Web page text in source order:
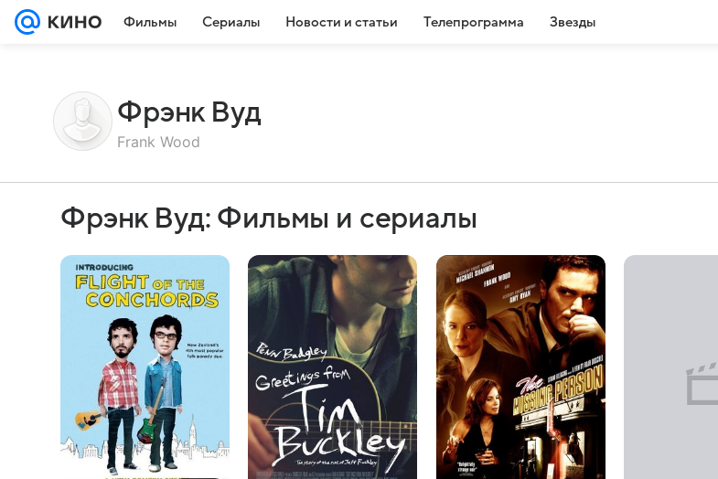
Фильмы Сериалы Новости и статьи Телепрограмма Звезды
Фрэнк Вуд
Frank Wood
Фрэнк Вуд: Фильмы и сериалы